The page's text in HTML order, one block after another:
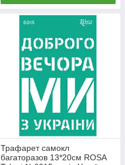
Трафарет самокл
багаторазов 13*20см ROSA